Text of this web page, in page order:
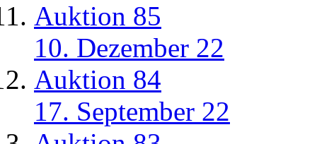
Auktion 85
10. Dezember 22
Auktion 84
17. September 22